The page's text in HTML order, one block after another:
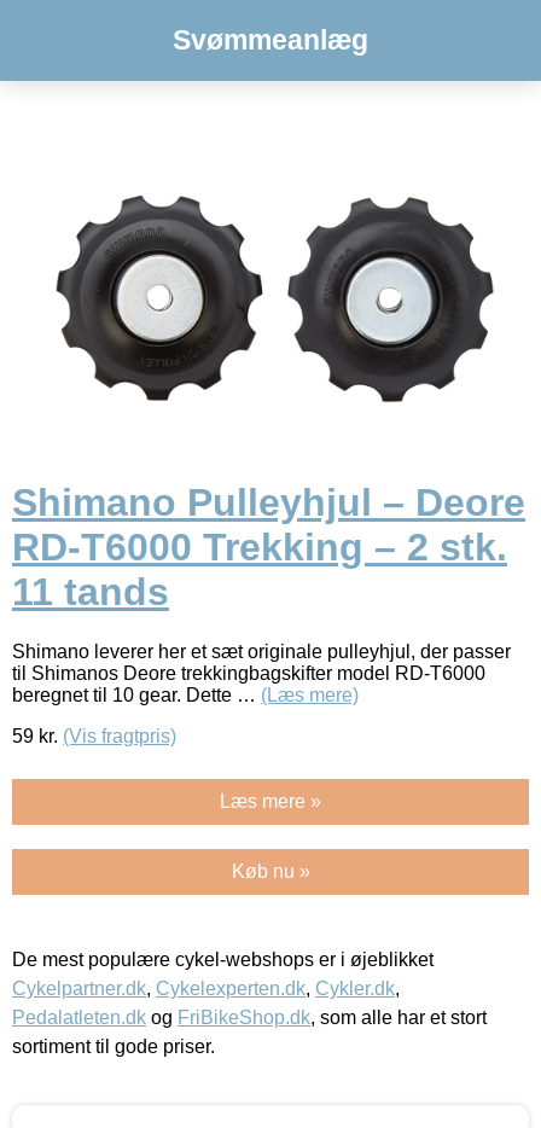
Svømmeanlæg
Shimano Pulleyhjul – Deore
RD-T6000 Trekking – 2 stk.
11 tands
Shimano leverer her et sæt originale pulleyhjul, der passer
til Shimanos Deore trekkingbagskifter model RD-T6000
beregnet til 10 gear. Dette … (Læs mere)
59 kr. (Vis fragtpris)
Læs mere »
Køb nu »
De mest populære cykel-webshops er i øjeblikket
Cykelpartner.dk, Cykelexperten.dk, Cykler.dk,
Pedalatleten.dk og FriBikeShop.dk, som alle har et stort
sortiment til gode priser.